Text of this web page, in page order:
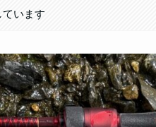
います